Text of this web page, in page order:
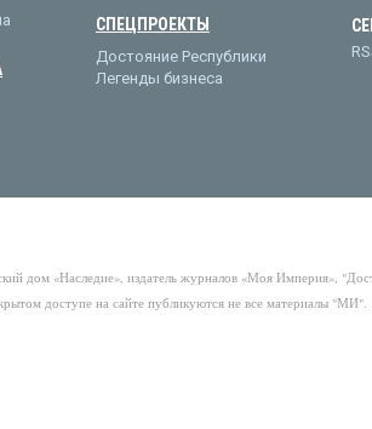
СПЕЦПРОЕКТЫ
Достояние Республики
Легенды бизнеса
дом «Наследие», издатель журналов «Моя Империя»,
доступе на сайте публикуются не все материалы "МИ".